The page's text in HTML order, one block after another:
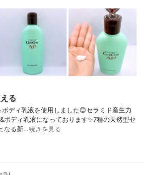
る
ディ乳液を使用しました😊セラミド産生力
ボディ乳液になっております✨7種の天然型セ
なる新…続きを見る